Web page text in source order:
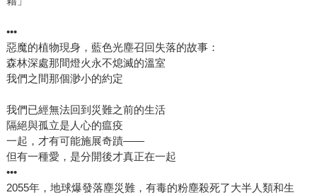
•••
惡魔的植物現身，藍色光塵召回失落的故事：
森林深處那間燈火永不熄滅的溫室
我們之間那個渺小的約定
我們已經無法回到災難之前的生活
隔絕與孤立是人心的瘟疫
一起，才有可能施展奇蹟——
但有一種愛，是分開後才真正在一起
•••
2055年，地球爆發落塵災難，有毒的粉塵殺死了大半人類和生